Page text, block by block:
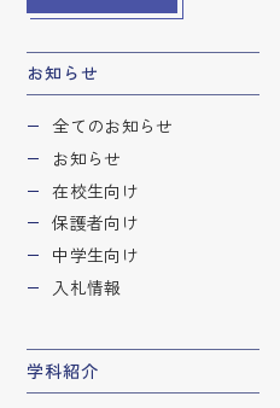
お知らせ
全てのお知らせ
お知らせ
在校生向け
保護者向け
中学生向け
入札情報
学科紹介